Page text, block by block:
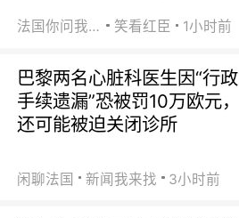
法国你问我答 笑看红臣 1小时前
巴黎两名心脏科医生因“行政
手续遗漏”恐被罚10万欧元，
还可能被迫关闭诊所
闲聊法国 新闻我来找 3小时前